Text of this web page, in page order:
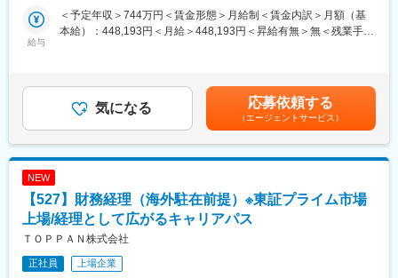
経理業務が経験できます。
国内経理から、海外へ手を広げてキャリアを築きたい方にはとて
本社事業経理部と連日コミュニケーションをとる時間があり、業
務/私生活に関わらず悩み事やトラブルに関するシェアをすること
ができます。
■組織の特徴と期待する役割
計、財務会計を担っていただきます。
管掌範囲としては配属先1拠点の経理組織（5部門 約70名）となり
ます。
変更の範囲：会社の定める業務
本工場では１つの製品カテゴリのビジネスを一手に引き受けてお
り、本ビジネス全般の収益・財務・税務管理を行うことになりま
1.複数拠点に跨る新規事業の管理会計および原価計算 34%
2.SAPシステムにおける原価管理と原価計算の最適化 33%
3.利益計画達成に向けた他部門へ情報提供、助言、促し 33%
※雇用はニデック株式会社ですが、以下へ出向での業務となりま
〇出向先：ニデックエレクトロニクス（タイランド）株式会社出
向
○事業内容：AI サーバー向け冷却液分配装置（CDU：Coolant
Distribution Unit）及びコールドプレート（プロセッサーの金属冷
却板）やクイックカップリング（配水管接続部品）などの周辺部
品
給与
＜予定年収＞744万円＜賃金形態＞月給制＜賃金内訳＞月額（基
本給）：448,193円＜月給＞448,193円＜昇給有無＞無＜残業手当
対評価により決定。賃金はあくまでも目安の金額であり、選考を
通じて上下する可能性があります。月給(月額)は固定手当を含めた
表記です。
気になる 応募依頼する
（エージェントサービス）
NEW
【527】財務経理（海外駐在前提）※東証プライム市場
上場/経理として広がるキャリアパス
ＴＯＰＰＡＮ株式会社
正社員 上場企業